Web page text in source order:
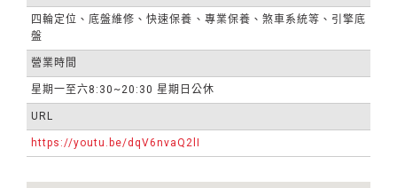
四輪定位、底盤維修、快速保養、專業保養、煞車系統等、引擎底
盤
營業時間
星期一至六8:30~20:30 星期日公休
URL
https://youtu.be/dqV6nvaQ2lI